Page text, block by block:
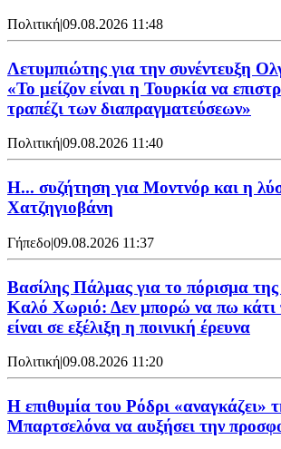
Πολιτική|09.08.2026 11:48
Λετυμπιώτης για την συνέντευξη
«Το μείζον είναι η Τουρκία να
τραπέζι των διαπραγματεύσεων»
Πολιτική|09.08.2026 11:40
Η... συζήτηση για Μοντνόρ και η
Χατζηγιοβάνη
Γήπεδο|09.08.2026 11:37
Βασίλης Πάλμας για το πόρισμα
Καλό Χωριό: Δεν μπορώ να πω κάτι
είναι σε εξέλιξη η ποινική έρευνα
Πολιτική|09.08.2026 11:20
Η επιθυμία του Ρόδρι «αναγκάζει»
Μπαρτσελόνα να αυξήσει την